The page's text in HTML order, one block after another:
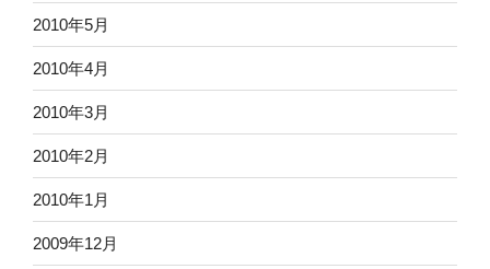
2010年5月
2010年4月
2010年3月
2010年2月
2010年1月
2009年12月